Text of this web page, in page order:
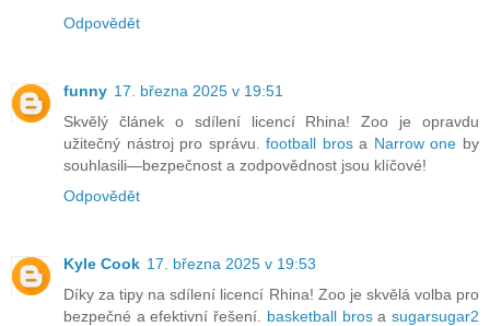
Odpovědět
funny 17. března 2025 v 19:51
Skvělý článek o sdílení licencí Rhina! Zoo je opravdu
užitečný nástroj pro správu.football brosa Narrow one by
souhlasili—bezpečnost a zodpovědnost jsou klíčové!
Odpovědět
Kyle Cook 17. března 2025 v 19:53
Díky za tipy na sdílení licencí Rhina! Zoo je skvělá volba pro
bezpečné a efektivní řešení. basketball brosasugarsugar2